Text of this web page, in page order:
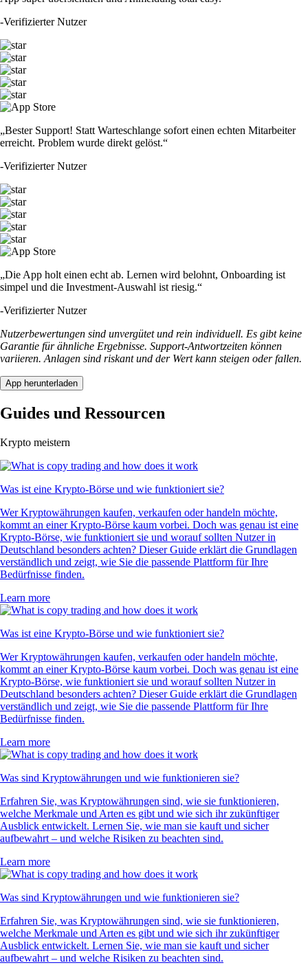
-Verifizierter Nutzer
„Bester Support! Statt Warteschlange sofort einen echten Mitarbeiter
erreicht. Problem wurde direkt gelöst.“
-Verifizierter Nutzer
„Die App holt einen echt ab. Lernen wird belohnt, Onboarding ist
simpel und die Investment-Auswahl ist riesig.“
-Verifizierter Nutzer
Nutzerbewertungen sind unvergütet und rein individuell. Es gibt keine
Garantie für ähnliche Ergebnisse. Support-Antwortzeiten können
variieren. Anlagen sind riskant und der Wert kann steigen oder fallen.
App herunterladen
Guides und Ressourcen
Krypto meistern
Was ist eine Krypto-Börse und wie funktioniert sie?
Wer Kryptowährungen kaufen, verkaufen oder handeln möchte,
kommt an einer Krypto-Börse kaum vorbei. Doch was genau ist eine
Krypto-Börse, wie funktioniert sie und worauf sollten Nutzer in
Deutschland besonders achten? Dieser Guide erklärt die Grundlagen
verständlich und zeigt, wie Sie die passende Plattform für Ihre
Bedürfnisse finden.
Learn more
Was ist eine Krypto-Börse und wie funktioniert sie?
Wer Kryptowährungen kaufen, verkaufen oder handeln möchte,
kommt an einer Krypto-Börse kaum vorbei. Doch was genau ist eine
Krypto-Börse, wie funktioniert sie und worauf sollten Nutzer in
Deutschland besonders achten? Dieser Guide erklärt die Grundlagen
verständlich und zeigt, wie Sie die passende Plattform für Ihre
Bedürfnisse finden.
Learn more
Was sind Kryptowährungen und wie funktionieren sie?
Erfahren Sie, was Kryptowährungen sind, wie sie funktionieren,
welche Merkmale und Arten es gibt und wie sich ihr zukünftiger
Ausblick entwickelt. Lernen Sie, wie man sie kauft und sicher
aufbewahrt – und welche Risiken zu beachten sind.
Learn more
Was sind Kryptowährungen und wie funktionieren sie?
Erfahren Sie, was Kryptowährungen sind, wie sie funktionieren,
welche Merkmale und Arten es gibt und wie sich ihr zukünftiger
Ausblick entwickelt. Lernen Sie, wie man sie kauft und sicher
aufbewahrt – und welche Risiken zu beachten sind.